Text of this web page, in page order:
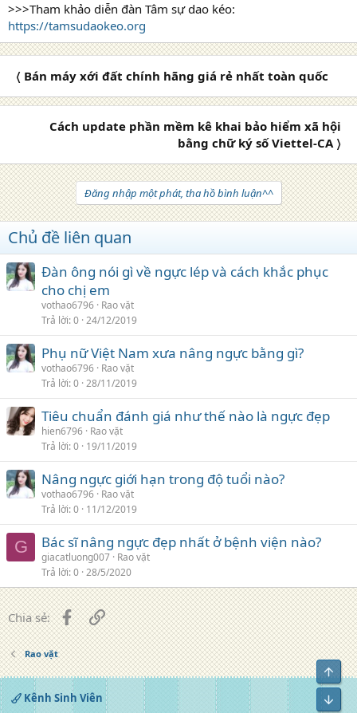
>>>Tham khảo diễn đàn Tâm sự dao kéo:
https://tamsudaokeo.org
〈 Bán máy xới đất chính hãng giá rẻ nhất toàn quốc
Cách update phần mềm kê khai bảo hiểm xã hội
bằng chữ ký số Viettel-CA 〉
Đăng nhập một phát, tha hồ bình luận^^
Chủ đề liên quan
Đàn ông nói gì về ngực lép và cách khắc phục
cho chị em
vothao6796 Rao vặt
Trả lời 0 24/12/2019
Phụ nữ Việt Nam xưa nâng ngực bằng gì?
vothao6796 Rao vặt
Trả lời 0 28/11/2019
Tiêu chuẩn đánh giá như thế nào là ngực đẹp
hien6796 Rao vặt
Trả lời 0 19/11/2019
Nâng ngực giới hạn trong độ tuổi nào?
vothao6796 Rao vặt
Trả lời 0 11/12/2019
G Bác sĩ nâng ngực đẹp nhất ở bệnh viện nào?
giacatluong007 Rao vặt
Trả lời 0 28/5/2020
Chia sẻ: FacebookLiên kết
Rao vặt
Kênh Sinh Viên
Top